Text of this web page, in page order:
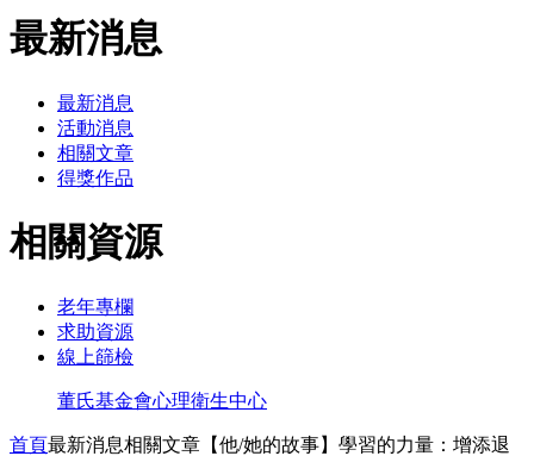
最新消息
最新消息
活動消息
相關文章
得獎作品
相關資源
老年專欄
求助資源
線上篩檢
董氏基金會心理衛生中心
首頁最新消息相關文章 【他/她的故事】學習的力量：增添退